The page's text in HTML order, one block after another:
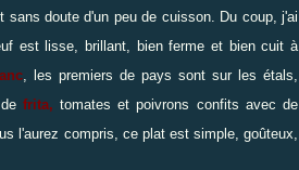
sans doute d'un peu de cuisson. Du coup, j'ai
est lisse, brillant, bien ferme et bien cuit à
, les premiers de pays sont sur les étals,
frita, tomates et poivrons confits avec de
l'aurez compris, ce plat est simple, goûteux,